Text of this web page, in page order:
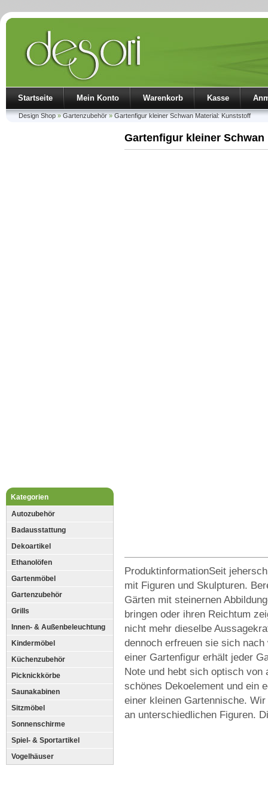
Startseite Mein Konto Warenkorb Kasse
Design Shop»Gartenzubehör»Gartenfigur kleiner Schwan Material: Kunststoff
Kategorien
Autozubehör
Badausstattung
Dekoartikel
Ethanolöfen
Gartenmöbel
Gartenzubehör
Grills
Innen- & Außenbeleuchtung
Kindermöbel
Küchenzubehör
Picknickkörbe
Saunakabinen
Sitzmöbel
Sonnenschirme
Spiel- & Sportartikel
Vogelhäuser
Gartenfigur kleiner
ProduktinformationSeit
mit Figuren und Skulpturen.
Gärten mit steinernen
bringen oder ihren Reichtum
nicht mehr dieselbe
dennoch erfreuen sie sich
einer Gartenfigur erhält jeder
Note und hebt sich optisch von
schönes Dekoelement und ein
einer kleinen Gartennische.
an unterschiedlichen Figuren.